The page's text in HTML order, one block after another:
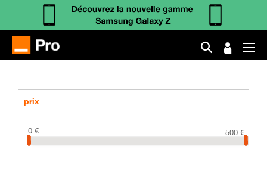
prix
0 € 500 €